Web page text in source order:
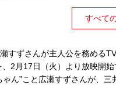
すべて
すずさんが主人公を務める
2月17日（火）より放映開始
ゃん”こと広瀬すずさんが、